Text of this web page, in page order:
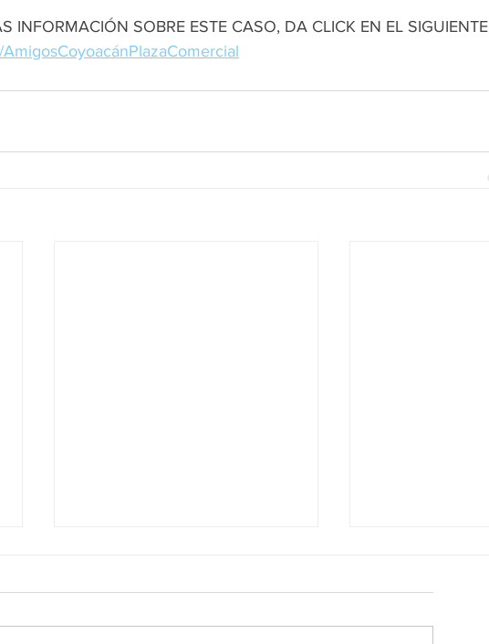
INFORMACIÓN SOBRE ESTE CASO, DA CLICK EN EL SIGUIENTE